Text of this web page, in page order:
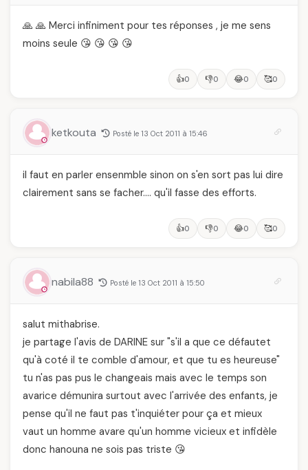
🙏 🙏 Merci infiniment pour tes réponses , je me sens
moins seule 😘 😘 😘 😘
👍0 👎0 😂0 🥰0
ketkouta Posté le 13 Oct 2011 à 15:46
il faut en parler ensenmble sinon on s'en sort pas lui dire
clairement sans se facher…. qu'il fasse des efforts.
👍0 👎0 😂0 🥰0
nabila88 Posté le 13 Oct 2011 à 15:50
salut mithabrise.
je partage l'avis de DARINE sur "s'il a que ce défautet
qu'à coté il te comble d'amour, et que tu es heureuse"
tu n'as pas pus le changeais mais avec le temps son
avarice démunira surtout avec l'arrivée des enfants, je
pense qu'il ne faut pas t'inquiéter pour ça et mieux
vaut un homme avare qu'un homme vicieux et infidèle
donc hanouna ne sois pas triste 😘